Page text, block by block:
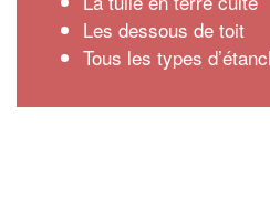
Les dessous de toit
Tous les types